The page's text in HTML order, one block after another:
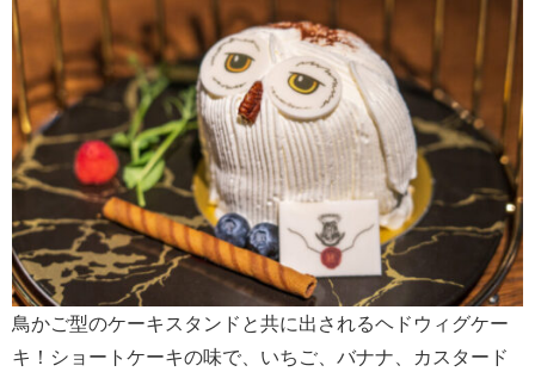
鳥かご型のケーキスタンドと共に出されるヘドウィグケー
キ！ショートケーキの味で、いちご、バナナ、カスタード